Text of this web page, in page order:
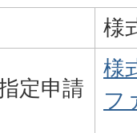
様
定申請
様
フ